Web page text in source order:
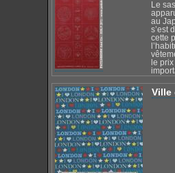
Le
au
s’est
cette
le
les
Ville